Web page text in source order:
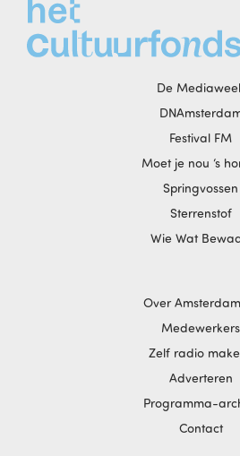
De
Festival FM
Moet je nou ‘s
Springvossen
Sterrenstof
Wie Wat
Over
Medewerkers
Zelf radio
Adverteren
Programma-
Contact